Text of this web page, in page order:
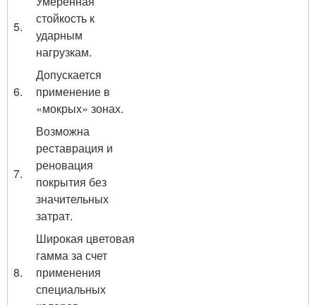
5.
стойкость к
ударным
нагрузкам.
6.
Допускается
применение в
«мокрых» зонах.
7.
Возможна
реставрация и
реновация
покрытия без
значительных
затрат.
8.
Широкая цветовая
гамма за счет
применения
специальных